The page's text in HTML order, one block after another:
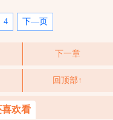
4 下—页
下一章
回顶部↑
欢看